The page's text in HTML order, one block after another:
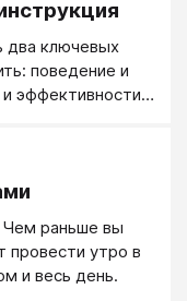
два ключевых
поведение и
эффективности
раньше вы
провести утро в
и весь день.